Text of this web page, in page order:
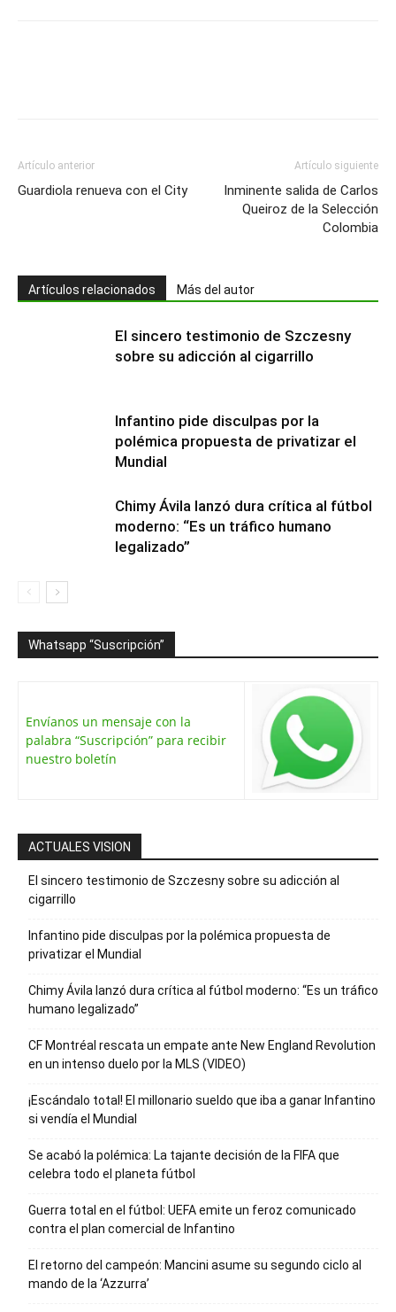
Artículo anterior
Guardiola renueva con el City
Artículo siguiente
Inminente salida de Carlos
Queiroz de la Selección
Colombia
Artículos relacionados Más del autor
El sincero testimonio de Szczesny
sobre su adicción al cigarrillo
Infantino pide disculpas por la
polémica propuesta de privatizar el
Mundial
Chimy Ávila lanzó dura crítica al fútbol
moderno: “Es un tráfico humano
legalizado”
Whatsapp “Suscripción”
Envíanos un mensaje con la
palabra “Suscripción” para recibir
nuestro boletín
ACTUALES VISION
El sincero testimonio de Szczesny sobre su adicción al
cigarrillo
Infantino pide disculpas por la polémica propuesta de
privatizar el Mundial
Chimy Ávila lanzó dura crítica al fútbol moderno: “Es un tráfico
humano legalizado”
CF Montréal rescata un empate ante New England Revolution
en un intenso duelo por la MLS (VIDEO)
¡Escándalo total! El millonario sueldo que iba a ganar Infantino
si vendía el Mundial
Se acabó la polémica: La tajante decisión de la FIFA que
celebra todo el planeta fútbol
Guerra total en el fútbol: UEFA emite un feroz comunicado
contra el plan comercial de Infantino
El retorno del campeón: Mancini asume su segundo ciclo al
mando de la ‘Azzurra’